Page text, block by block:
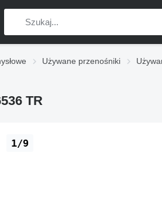
Używane przenośniki
TR
1/9